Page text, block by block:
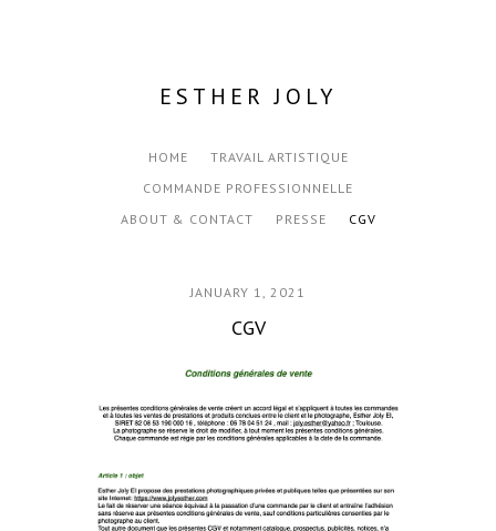
ESTHER JOLY
HOME
TRAVAIL ARTISTIQUE
COMMANDE PROFESSIONNELLE
ABOUT & CONTACT
PRESSE CGV
JANUARY 1, 2021
CGV